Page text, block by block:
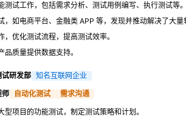
测试工作，包括需求分析、测试用例编写、执行测试等。
，如电商平台、金融类 APP 等，发现并推动解决了大量
，优化测试流程，提高测试效率。
质量提供数据支持。
研发部 知名互联网企业
师
自动化测试 需求沟通
型项目的功能测试，制定测试策略和计划。